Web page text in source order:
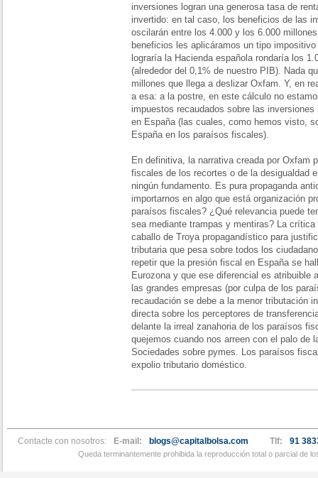
inversiones logran una generosa tasa de
invertido: en tal caso, los beneficios de las
oscilarán entre los 4.000 y los 6.000
beneficios les aplicáramos un tipo
lograría la Hacienda española rondaría los
(alrededor del 0,1% de nuestro PIB). Nada
millones que llega a deslizar Oxfam. Y, en
a esa: a la postre, en este cálculo no
impuestos recaudados sobre las
en España (las cuales, como hemos visto,
España en los paraísos fiscales).
En definitiva, la narrativa creada por Oxfam
fiscales de los recortes o de la desigualdad
ningún fundamento. Es pura propaganda
importarnos en algo que está organización
paraísos fiscales? ¿Qué relevancia puede
sea mediante trampas y mentiras? La
caballo de Troya propagandístico para
tributaria que pesa sobre todos los
repetir que la presión fiscal en España se
Eurozona y que ese diferencial es atribuible
las grandes empresas (por culpa de los
recaudación se debe a la menor tributación
directa sobre los perceptores de
delante la irreal zanahoria de los paraísos
quejemos cuando nos arreen con el palo de
Sociedades sobre pymes. Los paraísos
expolio tributario doméstico.
Contacte con nosotros: E-mail: blogs@capitalbolsa.com Tlf: 91
Queda terminantemente prohibida la reproducción total o parcial de